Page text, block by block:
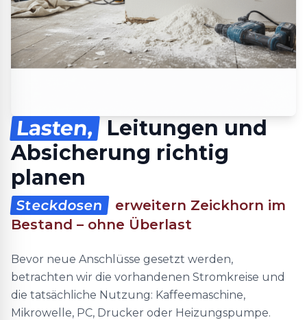
Lasten,
Leitungen und
Absicherung richtig
planen
Steckdosen
erweitern Zeickhorn im
Bestand – ohne Überlast
Bevor neue Anschlüsse gesetzt werden,
betrachten wir die vorhandenen Stromkreise und
die tatsächliche Nutzung: Kaffeemaschine,
Mikrowelle, PC, Drucker oder Heizungspumpe.